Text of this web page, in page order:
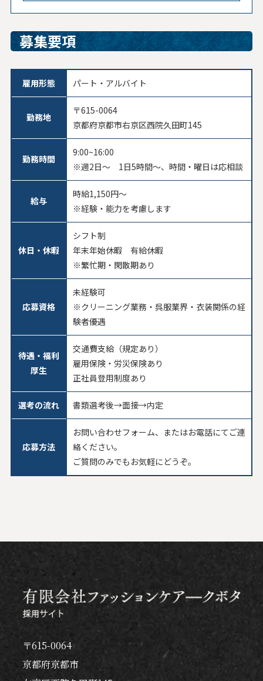
募集要項
雇用形態 パート・アルバイト
勤務地
〒615-0064
京都府京都市右京区西院久田町145
勤務時間
9:00~16:00
※週2日～ 1日5時間～、時間・曜日は応相談
給与
時給1,150円～
※経験・能力を考慮します
休日・休暇
シフト制
年末年始休暇 有給休暇
※繁忙期・閑散期あり
応募資格
未経験可
※クリーニング業務・呉服業界・衣装関係の経
験者優遇
待遇・福利
厚生
交通費支給（規定あり）
雇用保険・労災保険あり
正社員登用制度あり
選考の流れ 書類選考後→面接→内定
応募方法
お問い合わせフォーム、またはお電話にてご連
絡ください。
ご質問のみでもお気軽にどうぞ。
〒615-0064
京都府京都市